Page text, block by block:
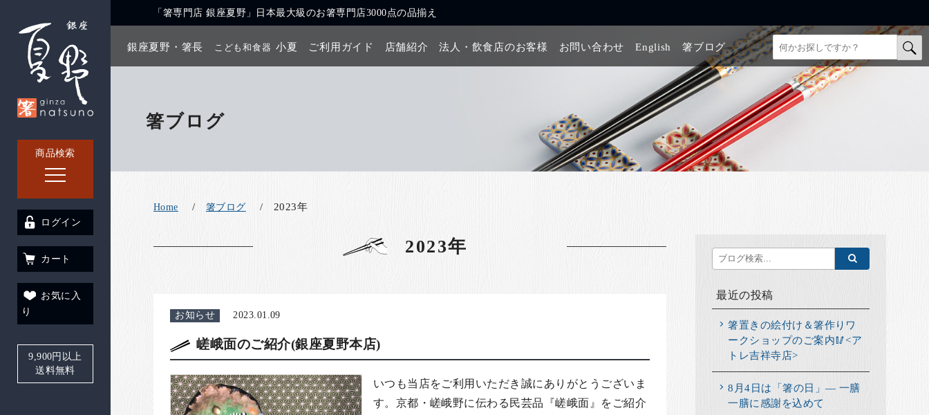
商品検索
「箸専門店 銀座夏野」日本最大級のお箸専門店3000点の品揃え
銀座夏野・箸長 こども和食器 小夏 ご利用ガイド 店舗紹介 法人・飲食店のお客様 お問い合わせ English 箸ブログ
ログイン
カート
お気に入
り
9,900円以上
送料無料
箸ブログ
Home 箸ブログ 2023年
2023年
お知らせ 2023.01.09
嵯峨面のご紹介(銀座夏野本店)
いつも当店をご利用いただき誠にありがとうございま
す。京都・嵯峨野に伝わる民芸品『嵯峨面』をご紹介
最近の投稿
箸置きの絵付け＆箸作りワ
ークショップのご案内🥢<ア
トレ吉祥寺店>
8月4日は「箸の日」― 一膳
一膳に感謝を込めて